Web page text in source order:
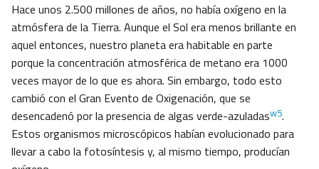
Hace unos 2.500 millones de años, no había oxígeno en la
atmósfera de la Tierra. Aunque el Sol era menos brillante en
aquel entonces, nuestro planeta era habitable en parte
porque la concentración atmosférica de metano era 1000
veces mayor de lo que es ahora. Sin embargo, todo esto
cambió con el Gran Evento de Oxigenación, que se
desencadenó por la presencia de algas verde-azuladasw5.
Estos organismos microscópicos habían evolucionado para
llevar a cabo la fotosíntesis y, al mismo tiempo, producían